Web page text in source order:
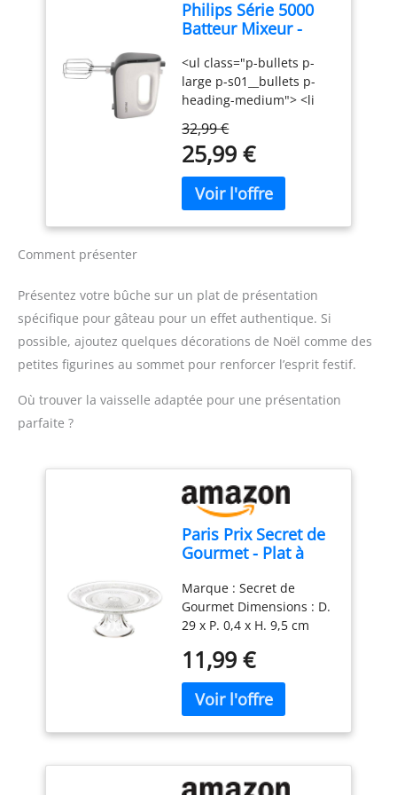
tranchants
les crèmes légères
comme les pâtes
acier inoxydable
durables : Livré avec des
fouets et crochets
pétrisseurs en acier
inoxydable pour des
performances fiables et
durables. Design
ergonomique et facile
d'utilisation : Poignée
ergonomique et bouton
confortable et un
changement rapide des
accessoires. Compact et
pratique pour un usage
quotidien : Léger, doté
d'un design compact, ce
Philips Série 5000
Batteur Mixeur -
Fouets Coniques
pour Pâte Aérée, 5
Vitesses + Turbo,
Éjection Facile des
Accessoires, Clip
Attache-Cordon
(HR3741/00)
<ul class="p-bullets p-
large p-s01__bullets p-
heading-medium"> <li
W</li> <li class="p-
s01__bullet">5 vitesses +
fonction Turbo</li> <li
class="p-
s01__bullet">Gris
cachemire</li> </ul>
32,99 €
25,99 €
Comment présenter
Présentez votre bûche sur un plat de présentation
spécifique pour gâteau pour un effet authentique. Si
possible, ajoutez quelques décorations de Noël comme des
petites figurines au sommet pour renforcer l’esprit festif.
Où trouver la vaisselle adaptée pour une présentation
parfaite ?
Paris Prix Secret de
Gourmet - Plat à
Renaissance 29cm
Transparent
Marque : Secret de
Gourmet Dimensions : D.
29 x P. 0,4 x H. 9,5 cm
Transparent
11,99 €